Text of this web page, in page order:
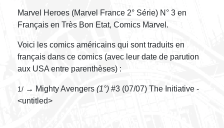
Marvel Heroes (Marvel France 2° Série) N° 3 en
Français en Très Bon Etat, Comics Marvel.
Voici les comics américains qui sont traduits en
français dans ce comics (avec leur date de parution
aux USA entre parenthèses) :
1/ → Mighty Avengers (1°) #3 (07/07) The Initiative -
<untitled>